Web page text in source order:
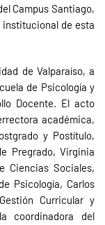
Campus Santiago,
institucional de esta
de Valparaíso, a
de Psicología y
Docente. El acto
académica,
y Postítulo,
Pregrado, Virginia
Ciencias Sociales,
Psicología, Carlos
Curricular y
coordinadora del